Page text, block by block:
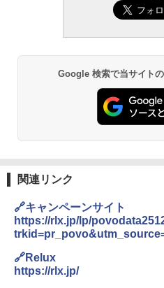
Google 検索で当サイト
関連リンク
🔗キャンペーンサイト
https://rlx.jp/lp/
🔗Relux
https://rlx.jp/